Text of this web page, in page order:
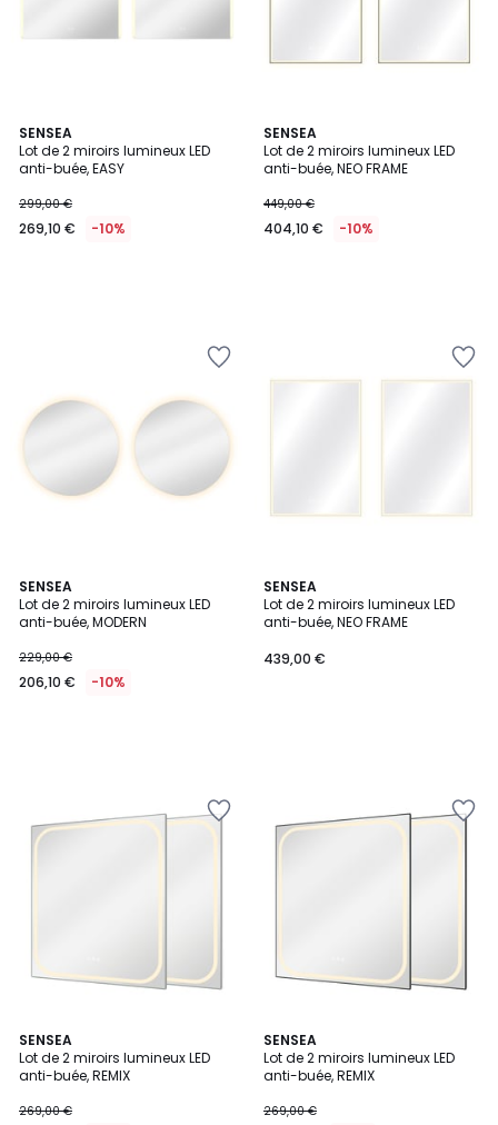
SENSEA
Lot de 2 miroirs lumineux LED
anti-buée, EASY
299,00 €
269,10 € -10%
SENSEA
Lot de 2 miroirs lumineux LED
anti-buée, NEO FRAME
449,00 €
404,10 € -10%
SENSEA
Lot de 2 miroirs lumineux LED
anti-buée, MODERN
229,00 €
206,10 € -10%
SENSEA
Lot de 2 miroirs lumineux LED
anti-buée, NEO FRAME
439,00 €
SENSEA
Lot de 2 miroirs lumineux LED
anti-buée, REMIX
269,00 €
SENSEA
Lot de 2 miroirs lumineux LED
anti-buée, REMIX
269,00 €